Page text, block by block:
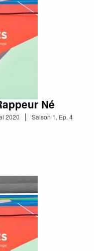
Né
2020 | Saison 1, Ep. 4